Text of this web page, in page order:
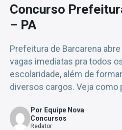
Concurso
– PA
Prefeitura de Barcarena
vagas imediatas pra todos
escolaridade, além de
diversos cargos. Veja como
Por Equipe Nova
Concursos
Redator